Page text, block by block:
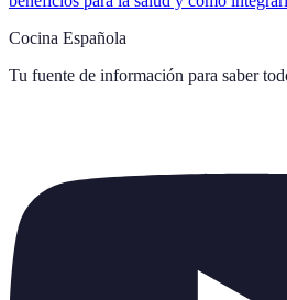
Cocina Española
Tu fuente de información para saber